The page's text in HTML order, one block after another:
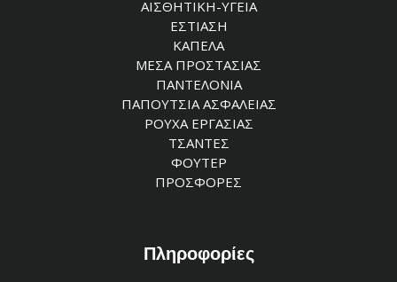
ΑΙΣΘΗΤΙΚΗ-ΥΓΕΙΑ
ΕΣΤΙΑΣΗ
ΚΑΠΕΛΑ
ΜΕΣΑ ΠΡΟΣΤΑΣΙΑΣ
ΠΑΝΤΕΛΟΝΙΑ
ΠΑΠΟΥΤΣΙΑ ΑΣΦΑΛΕΙΑΣ
ΡΟΥΧΑ ΕΡΓΑΣΙΑΣ
ΤΣΑΝΤΕΣ
ΦΟΥΤΕΡ
ΠΡΟΣΦΟΡΕΣ
Πληροφορίες